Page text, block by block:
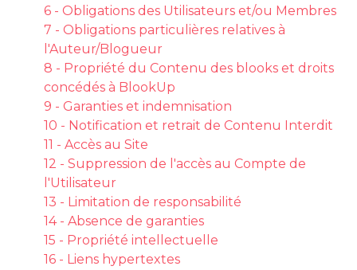
6 - Obligations des Utilisateurs et/ou Membres
7 - Obligations particulières relatives à
l'Auteur/Blogueur
8 - Propriété du Contenu des blooks et droits
concédés à BlookUp
9 - Garanties et indemnisation
10 - Notification et retrait de Contenu Interdit
11 - Accès au Site
12 - Suppression de l'accès au Compte de
l'Utilisateur
13 - Limitation de responsabilité
14 - Absence de garanties
15 - Propriété intellectuelle
16 - Liens hypertextes